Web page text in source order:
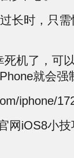
时，只需
机了，可
就会强
iphone/
网iOS8小